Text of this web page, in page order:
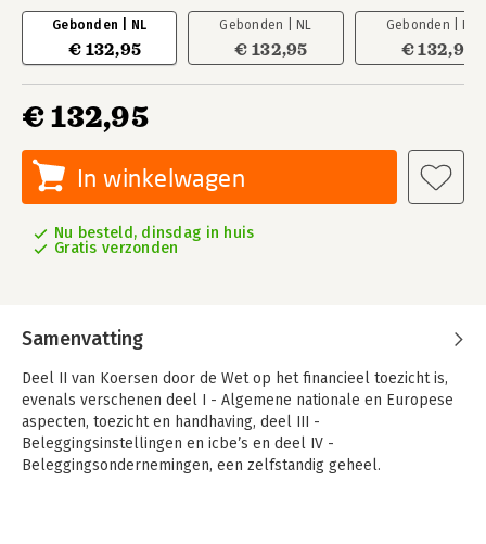
Gebonden | NL
€ 132,95
Gebonden | NL
€ 132,95
Gebonden | NL
€ 132,95
€ 132,95
In winkelwagen
Nu besteld, dinsdag in huis
Gratis verzonden
Samenvatting
Deel II van Koersen door de Wet op het financieel toezicht is,
evenals verschenen deel I - Algemene nationale en Europese
aspecten, toezicht en handhaving, deel III -
Beleggingsinstellingen en icbe’s en deel IV -
Beleggingsondernemingen, een zelfstandig geheel.